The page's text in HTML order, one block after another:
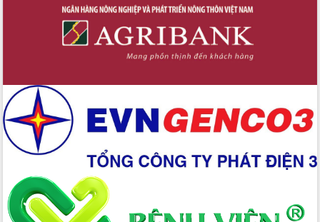
hành cùng nông dân dân, doanh nghiệp
Giai đoạn 2026-2030, Đắk Lắk phấn
đấu có 77% xã đạt chuẩn nông thôn
nghiệp Đắk Lắk tăng trưởng bứt phá
Triển khai đồng bộ đo đạc, lập hồ sơ
địa chính, hoàn thiện cơ sở dữ liệu đất
Ứng dụng sinh trắc học - Bước tiến
trong hành trình chuyển đổi số tại Đắk
Lắk
Đắk Lắk nâng cao hiệu quả công tác
Đảng từ Sổ tay đảng viên điện tử